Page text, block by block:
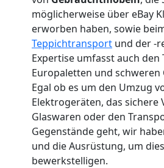
möglicherweise über eBay
erworben haben, sowie
Teppichtransport und der -
Expertise umfasst auch den
Europaletten und schweren
Egal ob es um den Umzug
Elektrogeräten, das sichere
Glaswaren oder den
Gegenstände geht, wir
und die Ausrüstung, um
bewerkstelligen.
LKW
Wolfsberg
Kunsttransport
Wolfsberg